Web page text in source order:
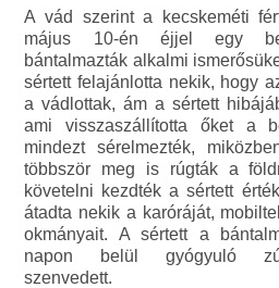
A vád szerint a kecskeméti
május 10-én éjjel egy
bántalmazták alkalmi
sértett felajánlotta nekik, hogy
a vádlottak, ám a sértett
ami visszaszállította őket a
mindezt sérelmezték,
többször meg is rúgták a
követelni kezdték a sértett
átadta nekik a karóráját,
okmányait. A sértett a
napon belül gyógyuló
szenvedett.